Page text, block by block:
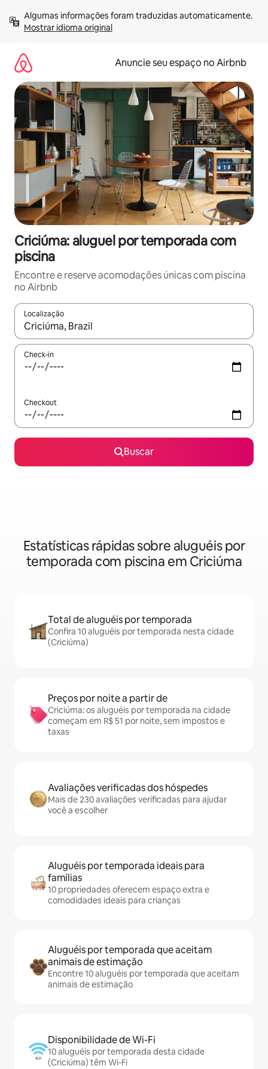
para
Mostrar idioma original
Anuncie seu espaço no Airbnb
Criciúma: aluguel por temporada com
piscina
Encontre e reserve acomodações únicas com piscina
no Airbnb
Localização
Quando os resultados estiverem disponíveis, explore-os
Check-in
Checkout
Buscar
Estatísticas rápidas sobre aluguéis por
temporada com piscina em Criciúma
Total de aluguéis por temporada
Confira 10 aluguéis por temporada nesta cidade
(Criciúma)
Preços por noite a partir de
Criciúma: os aluguéis por temporada na cidade
começam em R$ 51 por noite, sem impostos e
taxas
Avaliações verificadas dos hóspedes
Mais de 230 avaliações verificadas para ajudar
você a escolher
Aluguéis por temporada ideais para
famílias
10 propriedades oferecem espaço extra e
comodidades ideais para crianças
Aluguéis por temporada que aceitam
animais de estimação
Encontre 10 aluguéis por temporada que aceitam
animais de estimação
Disponibilidade de Wi-Fi
10 aluguéis por temporada desta cidade
(Criciúma) têm Wi-Fi